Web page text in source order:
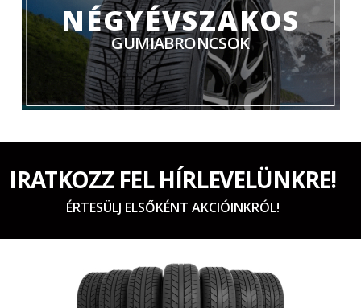
NÉGYÉVSZAKOS
GUMIABRONCSOK
IRATKOZZ FEL HÍRLEVELÜNKRE!
ÉRTESÜLJ ELSŐKÉNT AKCIÓINKRÓL!